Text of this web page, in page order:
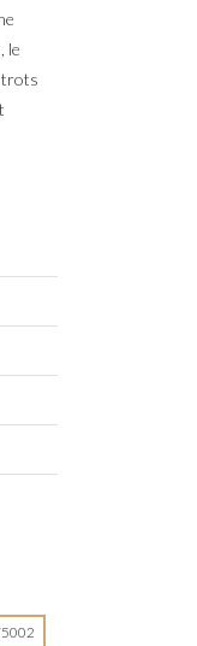
le